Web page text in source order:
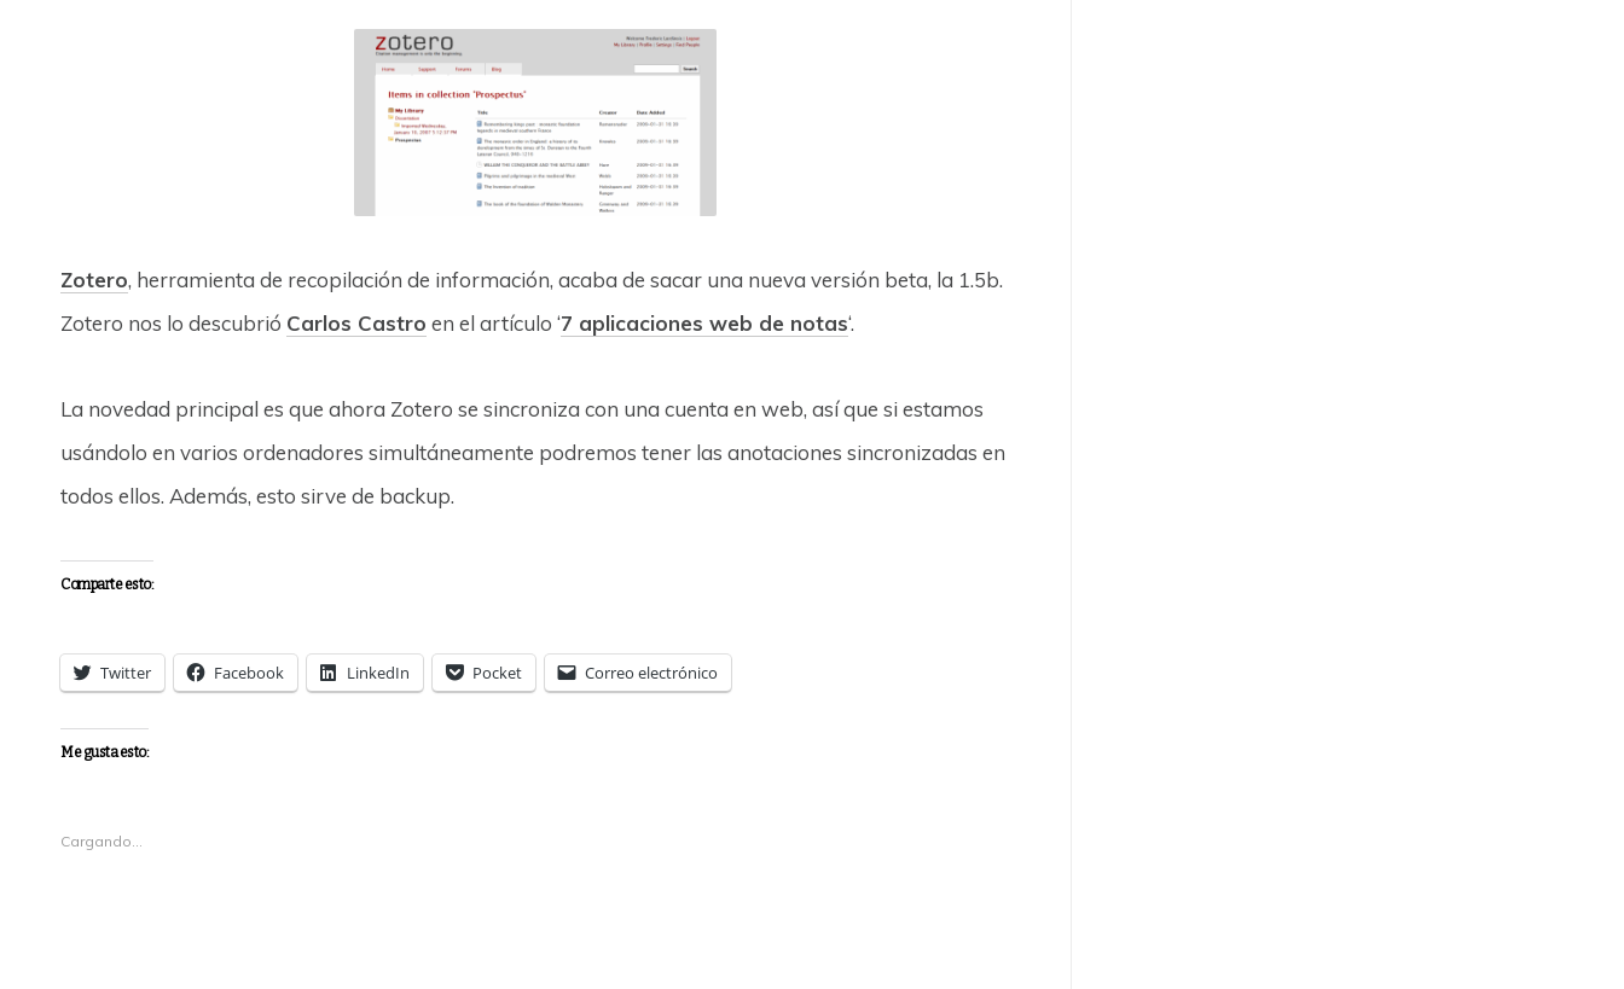
Zotero, herramienta de recopilación de información, acaba de sacar una nueva versión beta, la 1.5b.
Zotero nos lo descubrió Carlos Castro en el artículo ‘7 aplicaciones web de notas‘.
La novedad principal es que ahora Zotero se sincroniza con una cuenta en web, así que si estamos
usándolo en varios ordenadores simultáneamente podremos tener las anotaciones sincronizadas en
todos ellos. Además, esto sirve de backup.
Comparte esto:
Twitter Facebook LinkedIn Pocket Correo electrónico
Me gusta esto:
Cargando...